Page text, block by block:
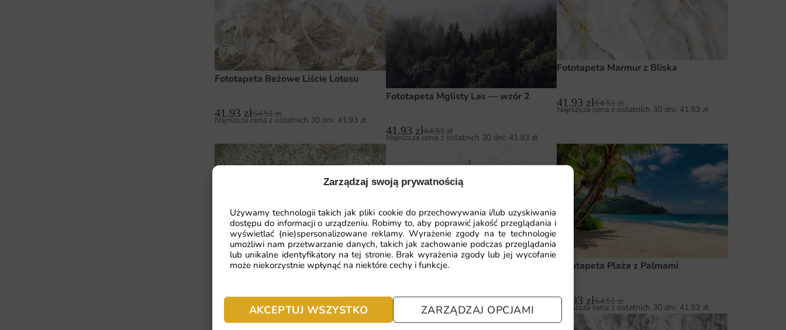
Zarządzaj swoją prywatnością
Używamy technologii takich jak pliki cookie do przechowywania i/lub uzyskiwania
dostępu do informacji o urządzeniu. Robimy to, aby poprawić jakość przeglądania i
wyświetlać (nie)spersonalizowane reklamy. Wyrażenie zgody na te technologie
umożliwi nam przetwarzanie danych, takich jak zachowanie podczas przeglądania
lub unikalne identyfikatory na tej stronie. Brak wyrażenia zgody lub jej wycofanie
może niekorzystnie wpłynąć na niektóre cechy i funkcje.
AKCEPTUJ WSZYSTKO ZARZĄDZAJ OPCJAMI
Fototapeta Beżowe Liście Lotosu
41.93 zł64.51zł
Najniższa cena z ostatnich 30 dni: 41.93 zł
Fototapeta Mglisty Las — wzór 2
41.93 zł64.51zł
Najniższa cena z ostatnich 30 dni: 41.93 zł
Fototapeta Marmur z Bliska
41.93 zł64.51zł
Najniższa cena z ostatnich 30 dni: 41.93 zł
Fototapeta Zwisające Liście — wzór 5
41.93zł
Najniższa cena z ostatnich 30 dni:41.93zł
Fototapeta Zielone Liście — wzór 10
Fototapeta Plaża z Palmami
41.93 zł64.51zł
Najniższa cena z ostatnich 30 dni: 41.93 zł